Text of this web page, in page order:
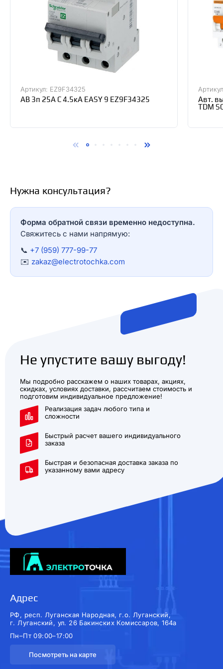
Артикул: EZ9F34325
АВ 3п 25А С 4.5кА EASY 9 EZ9F34325
Авт.
TDM
Нужна консультация?
Форма обратной связи временно недоступна.
Свяжитесь с нами напрямую:
📞 +7 (959) 777-99-77
✉️ zakaz@electrotochka.com
Не упустите вашу выгоду!
Мы подробно расскажем о наших товарах, акциях,
скидках, условиях доставки, рассчитаем стоимость и
подготовим индивидуальное предложение!
Реализация задач любого типа и
сложности
Быстрый расчет вашего индивидуального
заказа
Быстрая и безопасная доставка заказа по
указанному вами адресу
Адрес
РФ, респ. Луганская Народная, г.о. Луганский,
г. Луганский, ул. 26 Бакинских Комиссаров, 164а
Пн–Пт 09:00–17:00
Посмотреть на карте